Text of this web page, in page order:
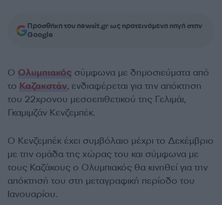
Προσθήκη του newsit.gr ως προτεινόμενη πηγή στην
Google
Ο Ολυμπιακός σύμφωνα με δημοσιεύματα από
το Καζακστάν, ενδιαφέρεται για την απόκτηση
του 22χρονου μεσοεπιθετικού της Γελιμάι,
Γκαμιμζάν Κενζεμπέκ.
Ο Κενζεμπέκ έχει συμβόλαιο μέχρι το Δεκέμβριο
με την ομάδα της χώρας του και σύμφωνα με
τους Καζάκους ο Ολυμπιακός θα κινηθεί για την
απόκτησή του στη μεταγραφική περίοδο του
Ιανουαρίου.